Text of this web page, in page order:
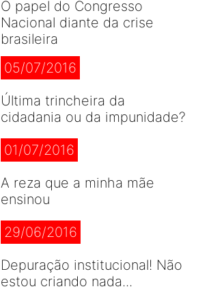
O papel do Congresso
Nacional diante da crise
brasileira
05/07/2016
Última trincheira da
cidadania ou da impunidade?
01/07/2016
A reza que a minha mãe
ensinou
29/06/2016
Depuração institucional! Não
estou criando nada...